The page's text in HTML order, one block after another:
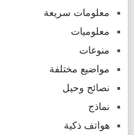
معلومات سريعة
معلوميات
منوعات
مواضيع مختلفة
نصائح وحيل
نماذج
هواتف ذكية